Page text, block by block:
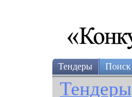
Тендеры Поиск
Тендеры